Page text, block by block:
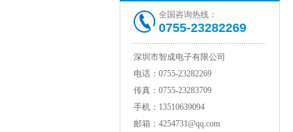
村田电感LQW18AN15NG00D
全国咨询热线：
0755-23282269
深圳市智成电子有限公司
电话： 0755-23282269
传真： 0755-23283709
手机： 13510639094
邮箱： 4254731@qq.com